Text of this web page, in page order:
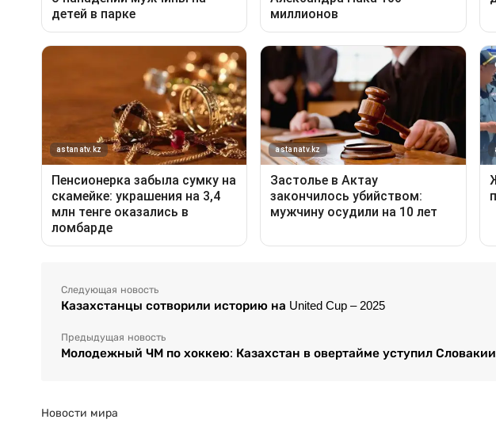
Следующая новость
Казахстанцы сотворили историю на United Cup – 2025
Предыдущая новость
Молодежный ЧМ по хоккею: Казахстан в овертайме уступил Словакии
Новости мира